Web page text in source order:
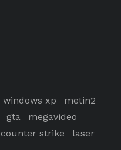
windows xp
metin2
gta
megavideo
counter strike laser